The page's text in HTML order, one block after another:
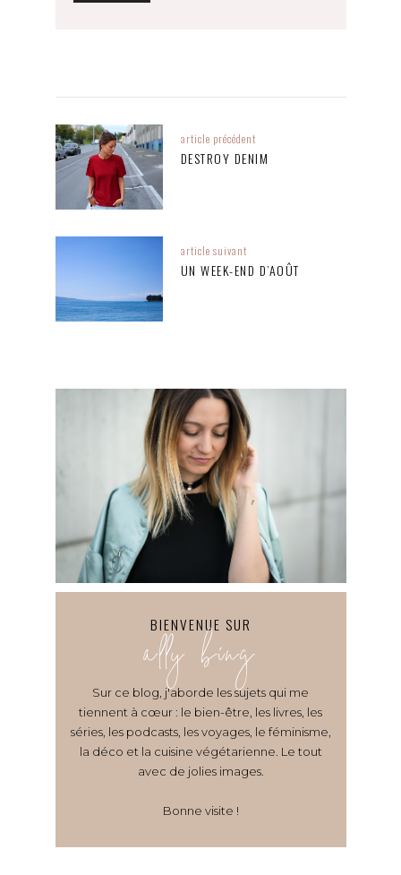
article précédent
DESTROY DENIM
article suivant
UN WEEK-END D’AOÛT
BIENVENUE SUR
ally bing
Sur ce blog, j'aborde les sujets qui me
tiennent à cœur : le bien-être, les livres, les
séries, les podcasts, les voyages, le féminisme,
la déco et la cuisine végétarienne. Le tout
avec de jolies images.
Bonne visite !